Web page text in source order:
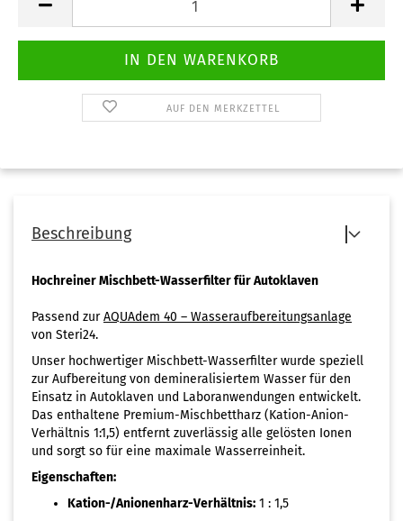
AUF DEN MERKZETTEL
Beschreibung
Hochreiner Mischbett-Wasserfilter für Autoklaven
Passend zurAQUAdem 40 – Wasseraufbereitungsanlage
von Steri24.
Unser hochwertiger Mischbett-Wasserfilter wurde speziell
zur Aufbereitung von demineralisiertem Wasser für den
Einsatz in Autoklaven und Laboranwendungen entwickelt.
Das enthaltene Premium-Mischbettharz (Kation-Anion-
Verhältnis 1:1,5) entfernt zuverlässig alle gelösten Ionen
und sorgt so für eine maximale Wasserreinheit.
Eigenschaften:
Kation-/Anionenharz-Verhältnis: 1 : 1,5